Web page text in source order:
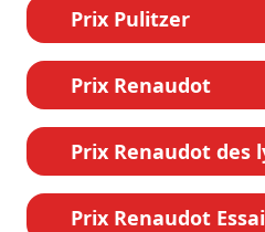
Prix Pulitzer
Prix Renaudot
Prix Renaudot des
Prix Renaudot Essai